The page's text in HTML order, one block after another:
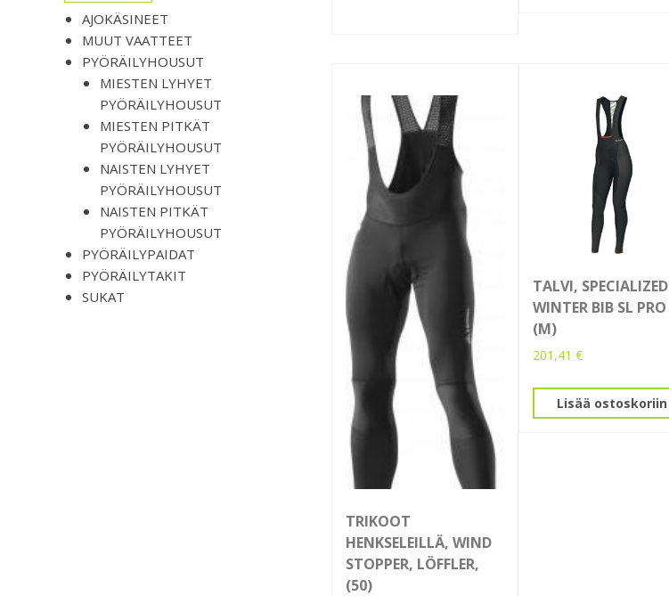
AJOKÄSINEET
MUUT VAATTEET
PYÖRÄILYHOUSUT
MIESTEN LYHYET
PYÖRÄILYHOUSUT
MIESTEN PITKÄT
PYÖRÄILYHOUSUT
NAISTEN LYHYET
PYÖRÄILYHOUSUT
NAISTEN PITKÄT
PYÖRÄILYHOUSUT
PYÖRÄILYPAIDAT
PYÖRÄILYTAKIT
SUKAT
TRIKOOT
HENKSELEILLÄ, WIND
STOPPER, LÖFFLER,
(50)
TALVI, SPECIALIZED
WINTER BIB SL PRO
(M)
201,41 €
Lisää ostoskoriin